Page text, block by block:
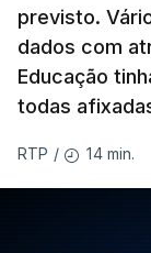
previsto.
dados com
Educação
todas
RTP / 14 min.